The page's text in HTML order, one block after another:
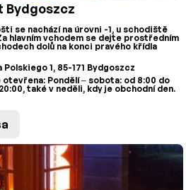
Bydgoszcz
se nachází na úrovni -1, u schodiště
hlavním vchodem se dejte prostředním
dolů na konci pravého křídla
1, 85-171 Bydgoszcz
Pondělí – sobota: od 8:00 do
také v neděli, kdy je obchodní den.